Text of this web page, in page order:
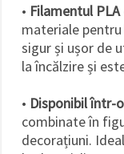
• Filamentul PLA
materiale pentru
sigur și ușor de
la încălzire și
• Disponibil într-
combinate în
decorațiuni.